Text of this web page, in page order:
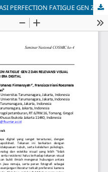
DARI PIXEL KE GRAIN: EKSPLORASI PERFECTION FATIGUE GEN Z DAN RELEVANSI VISUAL FOTOGRAFI DI ERA DIGITAL